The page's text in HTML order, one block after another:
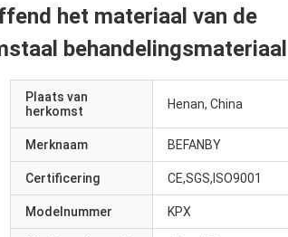
het materiaal van de
Plaats van
herkomst
Henan, China
Merknaam BEFANBY
Certificering CE,SGS,ISO9001
Modelnummer KPX